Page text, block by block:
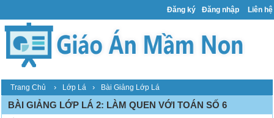
Đăng ký Đăng nhập Liên hệ
Trang Chủ › Lớp Lá › Bài Giảng Lớp Lá
BÀI GIẢNG LỚP LÁ 2: LÀM QUEN VỚI TOÁN SỐ 6